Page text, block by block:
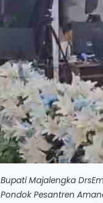
Bupati Majalengka
Pondok Pesantren